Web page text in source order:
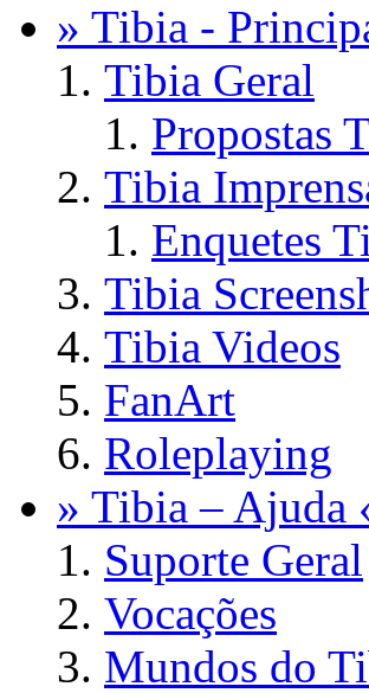
» Tibia -
Tibia Geral
Propostas
Tibia
Enquetes
Tibia
Tibia Videos
FanArt
Roleplaying
» Tibia – Ajuda
Suporte Geral
Vocações
Mundos do